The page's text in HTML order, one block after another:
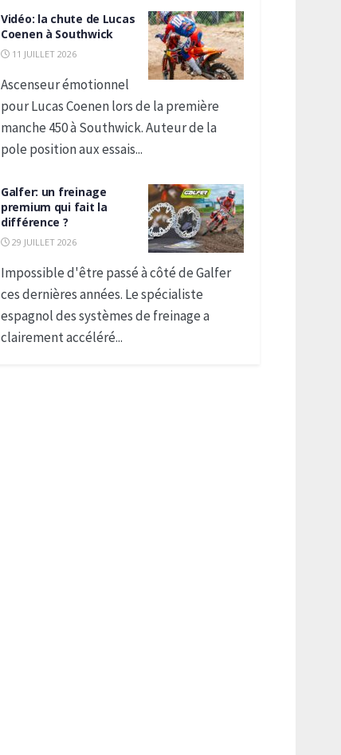
Vidéo: la chute de Lucas
Coenen à Southwick
11 JUILLET 2026
Ascenseur émotionnel
pour Lucas Coenen lors de la première
manche 450 à Southwick. Auteur de la
pole position aux essais...
Galfer: un freinage
premium qui fait la
différence ?
29 JUILLET 2026
Impossible d'être passé à côté de Galfer
ces dernières années. Le spécialiste
espagnol des systèmes de freinage a
clairement accéléré...